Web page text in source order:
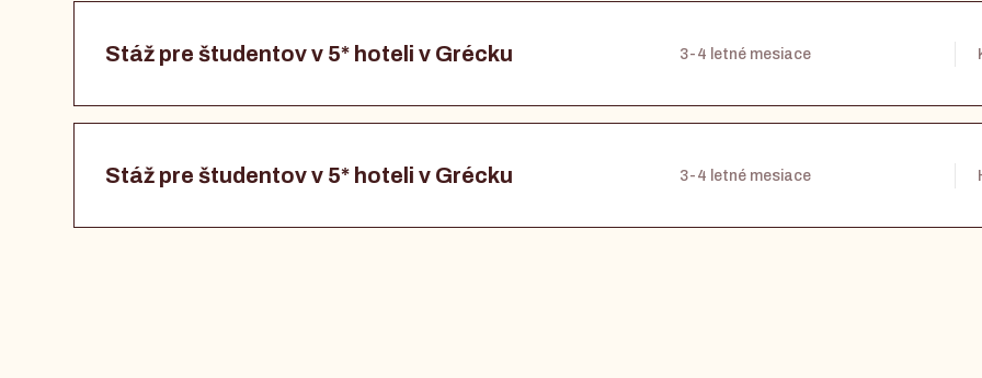
Stáž pre študentov v 5* hoteli v Grécku 3-4 letné mesiace
Stáž pre študentov v 5* hoteli v Grécku 3-4 letné mesiace